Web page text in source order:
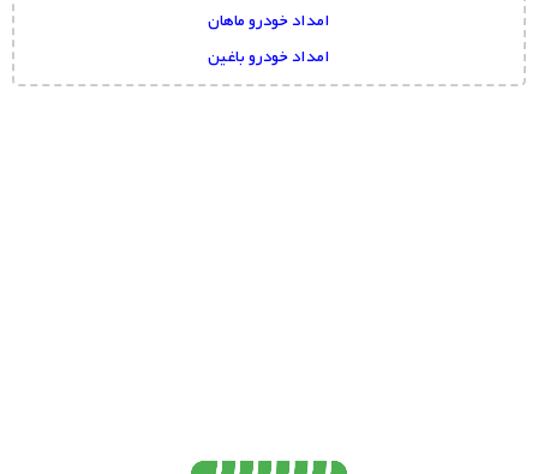
امداد خودرو ماهان
امداد خودرو باغین